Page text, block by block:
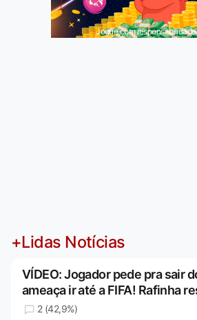
Jogue com
+Lidas Notícias
VÍDEO: Jogador pede pra sair
ameaça ir até a FIFA! Rafinha
2 (42,9%)